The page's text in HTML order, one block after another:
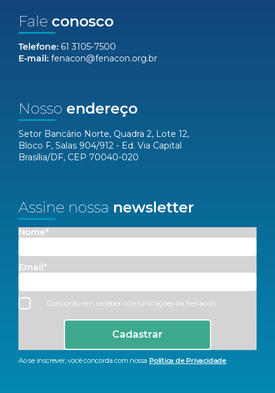
Fale conosco
Telefone: 61 3105-7500
E-mail: fenacon@fenacon.org.br
Nosso endereço
Setor Bancário Norte, Quadra 2, Lote 12,
Bloco F, Salas 904/912 - Ed. Via Capital
Brasília/DF, CEP 70040-020
Assine nossa newsletter
Nome*
Email*
Concordo em receber comunicações da Fenacon.
Cadastrar
Ao se inscrever, você concorda com nossa Política de Privacidade